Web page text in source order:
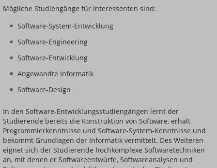
Mögliche Studiengänge für Interessenten sind:
Software-System-Entwicklung
Software-Engineering
Software-Entwicklung
Angewandte Informatik
Software-Design
In den Software-Entwicklungsstudiengängen lernt der
Studierende bereits die Konstruktion von Software, erhält
Programmierkenntnisse und Software-System-Kenntnisse und
bekommt Grundlagen der Informatik vermittelt. Des Weiteren
eignet sich der Studierende hochkomplexe Softwaretechniken
an, mit denen er Softwareentwürfe, Softwareanalysen und